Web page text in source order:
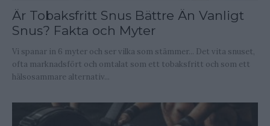
Är Tobaksfritt Snus Bättre Än Vanligt
Snus? Fakta och Myter
Vi spanar in 6 myter och ser vilka som stämmer... Det vita snuset,
ofta marknadsfört och omtalat som ett tobaksfritt och som ett
hälsosammare alternativ...